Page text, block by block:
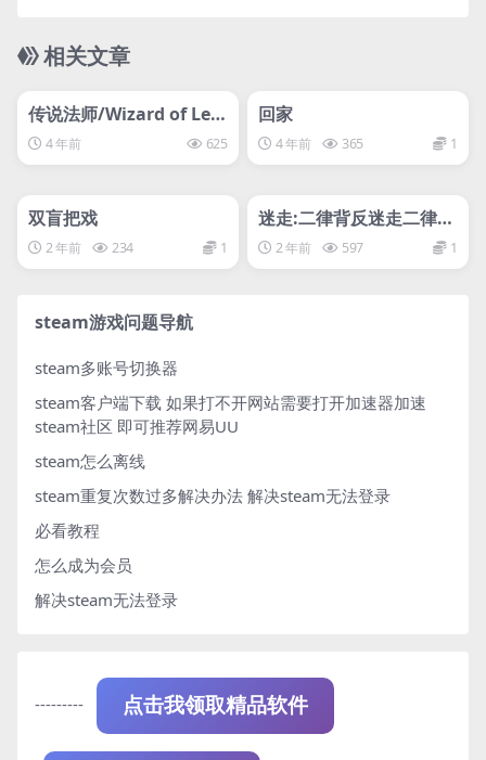
相关文章
svip专属
传说法师/Wizard of Leg
end4 年前 625
回家
4 年前 365 1
双盲把戏
2 年前 234 1
svip专属
迷走:二律背反迷走二律背
反迷走
2 年前 597 1
steam游戏问题导航
steam多账号切换器
steam客户端下载 如果打不开网站需要打开加速器加速
steam社区 即可推荐网易UU
steam怎么离线
steam重复次数过多解决办法 解决steam无法登录
必看教程
怎么成为会员
解决steam无法登录
--------- 点击我领取精品软件